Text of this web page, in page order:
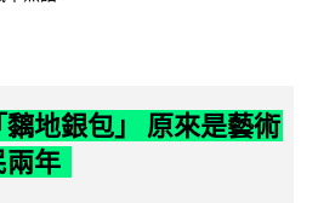
地銀包」 原來是藝術
兩年